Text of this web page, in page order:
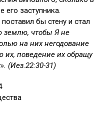
его заступника.
бы стену и стал
землю, чтобы Я не
на нихнегодование
их, поведение их обращу
(Иез.22:30-31)